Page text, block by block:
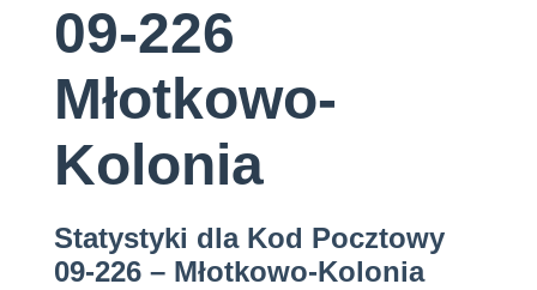
09-226
Młotkowo-
Kolonia
Statystyki dla Kod Pocztowy
09-226 – Młotkowo-Kolonia